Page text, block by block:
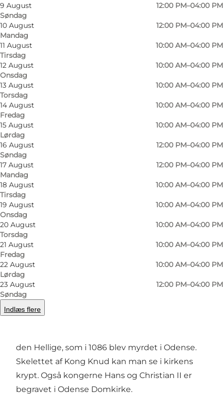
9 August
Søndag
12:00 PM–04:00 PM
10 August
Mandag
12:00 PM–04:00 PM
11 August
Tirsdag
10:00 AM–04:00 PM
12 August
Onsdag
10:00 AM–04:00 PM
13 August
Torsdag
10:00 AM–04:00 PM
14 August
Fredag
10:00 AM–04:00 PM
15 August
Lørdag
10:00 AM–04:00 PM
16 August
Søndag
12:00 PM–04:00 PM
17 August
Mandag
12:00 PM–04:00 PM
18 August
Tirsdag
10:00 AM–04:00 PM
19 August
Onsdag
10:00 AM–04:00 PM
20 August
Torsdag
10:00 AM–04:00 PM
21 August
Fredag
10:00 AM–04:00 PM
22 August
Lørdag
10:00 AM–04:00 PM
23 August
Søndag
12:00 PM–04:00 PM
Indlæs flere
Foto Foto:
den Hellige, som i 1086 blev myrdet i Odense.
Skelettet af Kong Knud kan man se i kirkens
krypt. Også kongerne Hans og Christian II er
begravet i Odense Domkirke.